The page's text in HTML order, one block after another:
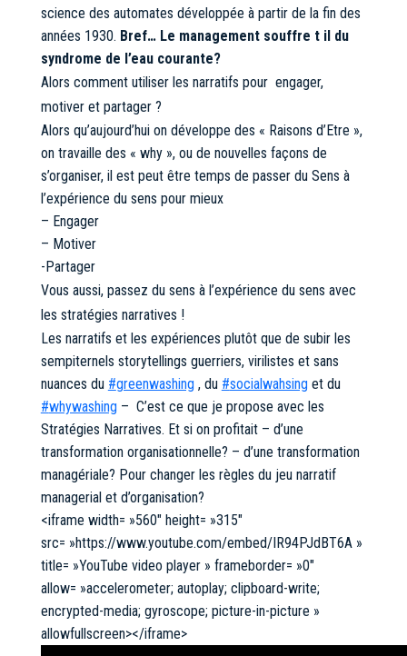
science des automates développée à partir de la fin des
années 1930. Bref… Le management souffre t il du
syndrome de l’eau courante?
Alors comment utiliser les narratifs pour engager,
motiver et partager ?
Alors qu’aujourd’hui on développe des « Raisons d’Etre »,
on travaille des « why », ou de nouvelles façons de
s’organiser, il est peut être temps de passer du Sens à
l’expérience du sens pour mieux
– Engager
– Motiver
-Partager
Vous aussi, passez du sens à l’expérience du sens avec
les stratégies narratives !
Les narratifs et les expériences plutôt que de subir les
sempiternels storytellings guerriers, virilistes et sans
nuances du hashtag
#greenwashing , du hashtag
#socialwahsing et duhashtag
#whywashing – C’est ce que je propose avec les
Stratégies Narratives. Et si on profitait – d’une
transformation organisationnelle? – d’une transformation
managériale? Pour changer les règles du jeu narratif
managerial et d’organisation?
<iframe width= »560″ height= »315″
src= »https://www.youtube.com/embed/IR94PJdBT6A »
title= »YouTube video player » frameborder= »0″
allow= »accelerometer; autoplay; clipboard-write;
encrypted-media; gyroscope; picture-in-picture »
allowfullscreen></iframe>